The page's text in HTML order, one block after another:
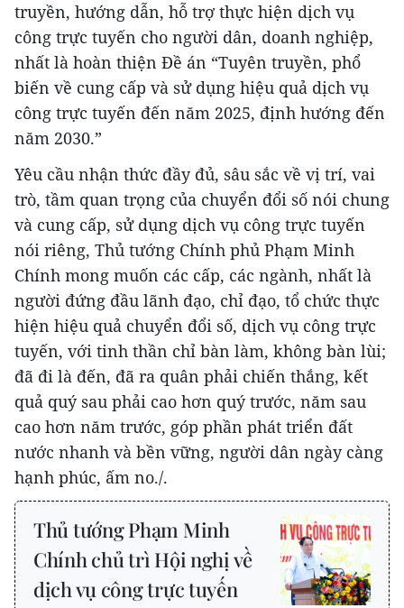
truyền, hướng dẫn, hỗ trợ thực hiện dịch vụ
công trực tuyến cho người dân, doanh nghiệp,
nhất là hoàn thiện Đề án “Tuyên truyền, phổ
biến về cung cấp và sử dụng hiệu quả dịch vụ
công trực tuyến đến năm 2025, định hướng đến
năm 2030.”
Yêu cầu nhận thức đầy đủ, sâu sắc về vị trí, vai
trò, tầm quan trọng của chuyển đổi số nói chung
và cung cấp, sử dụng dịch vụ công trực tuyến
nói riêng, Thủ tướng Chính phủ Phạm Minh
Chính mong muốn các cấp, các ngành, nhất là
người đứng đầu lãnh đạo, chỉ đạo, tổ chức thực
hiện hiệu quả chuyển đổi số, dịch vụ công trực
tuyến, với tinh thần chỉ bàn làm, không bàn lùi;
đã đi là đến, đã ra quân phải chiến thắng, kết
quả quý sau phải cao hơn quý trước, năm sau
cao hơn năm trước, góp phần phát triển đất
nước nhanh và bền vững, người dân ngày càng
hạnh phúc, ấm no./.
Thủ tướng Phạm Minh
Chính chủ trì Hội nghị về
dịch vụ công trực tuyến